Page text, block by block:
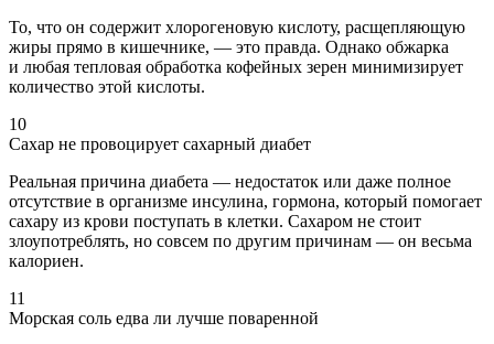
То, что он содержит хлорогеновую кислоту, расщепляющую
жиры прямо в кишечнике, — это правда. Однако обжарка
и любая тепловая обработка кофейных зерен минимизирует
количество этой кислоты.
10
Сахар не провоцирует сахарный диабет
Реальная причина диабета — недостаток или даже полное
отсутствие в организме инсулина, гормона, который помогает
сахару из крови поступать в клетки. Сахаром не стоит
злоупотреблять, но совсем по другим причинам — он весьма
калориен.
11
Морская соль едва ли лучше поваренной